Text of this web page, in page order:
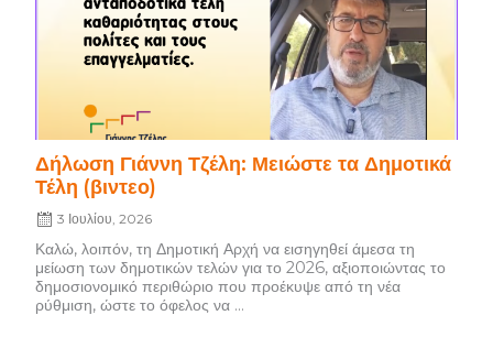
Δήλωση Γιάννη Τζέλη: Μειώστε τα Δημοτικά
Τέλη (βιντεο)
3 Ιουλίου, 2026
Καλώ, λοιπόν, τη Δημοτική Αρχή να εισηγηθεί άμεσα τη
μείωση των δημοτικών τελών για το 2026, αξιοποιώντας το
δημοσιονομικό περιθώριο που προέκυψε από τη νέα
ρύθμιση, ώστε το όφελος να ...